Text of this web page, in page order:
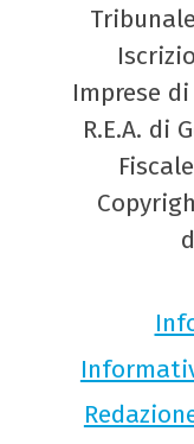
Imprese di
R.E.A. di